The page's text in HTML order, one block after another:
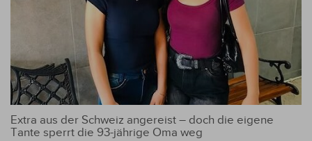
Extra aus der Schweiz angereist – doch die eigene
Tante sperrt die 93-jährige Oma weg